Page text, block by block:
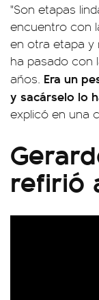
"Son etapas
encuentro con
en otra etapa y
ha pasado con
años. Era un
y sacárselo lo
explicó en una
refirió